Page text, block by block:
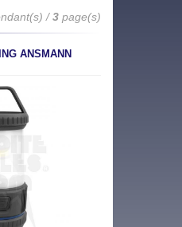
/3 page(s)
ANSMANN